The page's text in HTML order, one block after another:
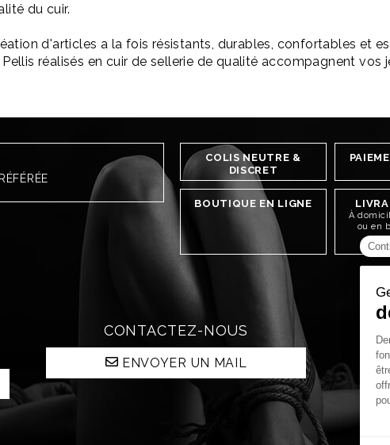
du cuir.
d'articles a la fois résistants, durables, confortables et
réalisés en cuir de sellerie de qualité accompagnent vos
COLIS NEUTRE &
DISCRET
BOUTIQUE EN LIGNE
À
ou en
CONTACTEZ-NOUS
ENVOYER UN MAIL